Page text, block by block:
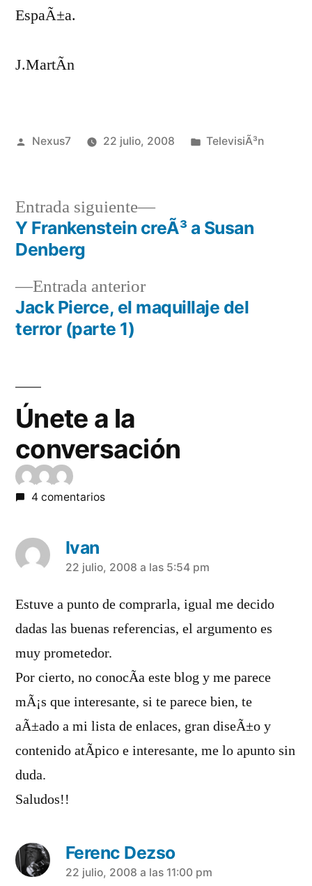
EspaÃ±a.
J.MartÃ­n
Publicado
Nexus7 22 julio, 2008
Publicado
TelevisiÃ³n
Navegación
entradas
Entrada anteriorEntrada
anterior:
Jack Pierce, el maquillaje del
terror (parte 1)
Entrada siguiente
Entrada
siguiente:
Y Frankenstein creÃ³ a Susan
Denberg
Únete a la
conversación
4 comentarios
Ivan
dice:
22 julio, 2008 a las 5:54 pm
Estuve a punto de comprarla, igual me decido
dadas las buenas referencias, el argumento es
muy prometedor.
Por cierto, no conocÃ­a este blog y me parece
mÃ¡s que interesante, si te parece bien, te
aÃ±ado a mi lista de enlaces, gran diseÃ±o y
contenido atÃ­pico e interesante, me lo apunto sin
duda.
Saludos!!
Ferenc Dezso
dice:
22 julio, 2008 a las 11:00 pm